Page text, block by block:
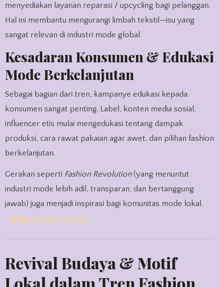
menyediakan layanan reparasi / upcycling bagi pelanggan.
Hal ini membantu mengurangi limbah tekstil—isu yang
sangat relevan di industri mode global.
Kesadaran Konsumen & Edukasi
Mode Berkelanjutan
Sebagai bagian dari tren, kampanye edukasi kepada
konsumen sangat penting. Label, konten media sosial,
influencer etis mulai mengedukasi tentang dampak
produksi, cara rawat pakaian agar awet, dan pilihan fashion
berkelanjutan.
Gerakan seperti Fashion Revolution(yang menuntut
industri mode lebih adil, transparan, dan bertanggung
jawab) juga menjadi inspirasi bagi komunitas mode lokal.
fashionrevolution.org
Revival Budaya & Motif